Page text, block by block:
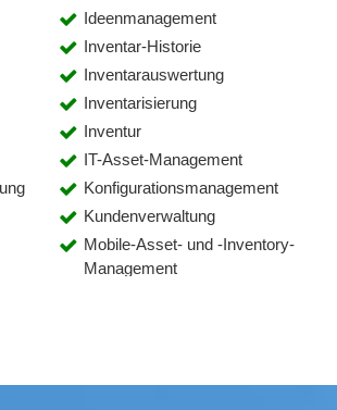
Ideenmanagement
Inventar-Historie
Inventarauswertung
Inventarisierung
Inventur
IT-Asset-Management
Konfigurationsmanagement
Kundenverwaltung
Mobile-Asset- und -Inventory-
Management